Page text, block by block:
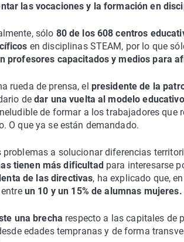
las vocaciones y la formación en
sólo 80 de los 608 centros
en disciplinas STEAM, por lo que
profesores capacitados y medios para
rueda de prensa, el presidente de la
dedar una vuelta al modelo
de formar a los trabajadores que
O que ya se están demandado.
problemas a solucionar diferencias
tienen más dificultad para interesarse
de las directivas, ha explicado que,
un 10 y un 15% de alumnas mujeres.
una brecha respecto a las capitales de
edades tempranas y de forma